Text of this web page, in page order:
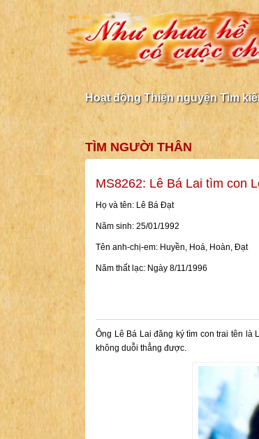
Hoạt động Thiện nguyện Tìm
TÌM NGƯỜI THÂN
MS8262: Lê Bá Lai tìm con
Họ và tên: Lê Bá Đạt
Năm sinh: 25/01/1992
Tên anh-chị-em: Huyền, Hoá, Hoàn, Đạt
Năm thất lạc: Ngày 8/11/1996
Ông Lê Bá Lai đăng ký tìm con trai tên
không duỗi thẳng được.